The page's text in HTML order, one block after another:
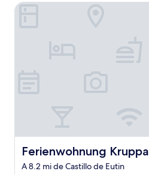
Ferienwohnung Kruppa
Ferienwohnung Kruppa
A 8.2 mi de Castillo de Eutin
Ferienwohnung Kruppa